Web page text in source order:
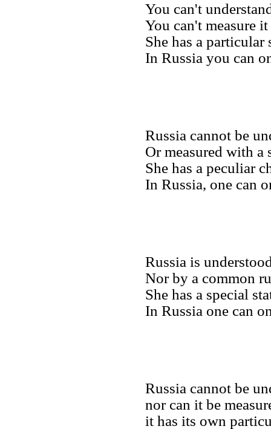
You can't
You can't measure
She has a particular
In Russia you can
Russia cannot be
Or measured with a
She has a peculiar
In Russia, one can
Russia is
Nor by a common
She has a special
In Russia one can
Russia cannot be
nor can it be
it has its own